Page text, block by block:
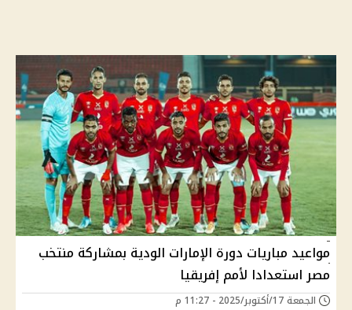
مواعيد مباريات دورة الإمارات الودية بمشاركة منتخب
مصر استعدادا لأمم إفريقيا
الجمعة 17/أكتوبر/2025 - 11:27 م